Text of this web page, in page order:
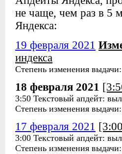
не чаще, чем раз в 5
Яндекса:
19 февраля 2021
индекса
Степень изменения
18 февраля 2021
3:50 Текстовый апдейт:
Степень изменения
17 февраля 2021
3:00 Текстовый апдейт:
Степень изменения